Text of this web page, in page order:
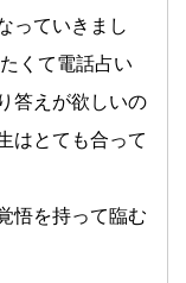
っていきまし
くて電話占い
答えが欲しいの
はとても合って
悟を持って臨む